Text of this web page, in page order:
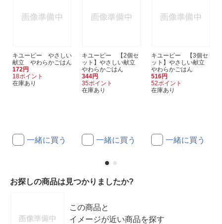
キユーピー やさしい
献立 やわらかごはん
172円
18ポイント
在庫あり
一緒に買う
キユーピー 【2個セ
ット】やさしい献立
やわらかごはん
344円
35ポイント
在庫あり
一緒に買う
キユーピー 【3個セ
ット】やさしい献立
やわらかごはん
516円
52ポイント
在庫あり
一緒に買う
お探しの商品は見つかりましたか?
この商品と
イメージが近い商品を探す